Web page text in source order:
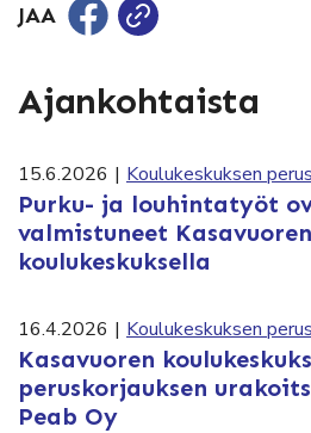
JAA
Ajankohtaista
15.6.2026 | Koulukeskuksen
Purku- ja louhintatyöt
valmistuneet Kasavuoren
koulukeskuksella
16.4.2026 | Koulukeskuksen
Kasavuoren
peruskorjauksen
Peab Oy